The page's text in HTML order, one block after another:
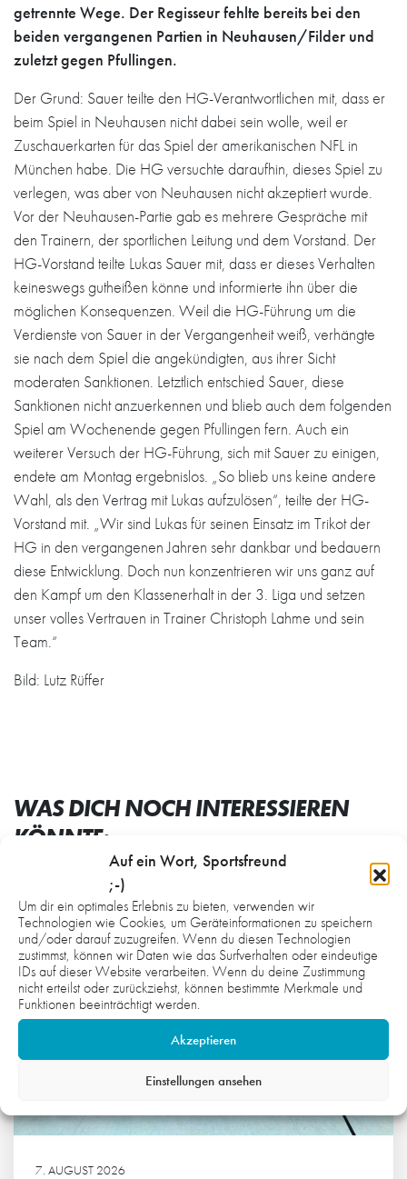
Auf ein Wort, Sportsfreund
;-)
Um dir ein optimales Erlebnis zu bieten, verwenden wir
Technologien wie Cookies, um Geräteinformationen zu speichern
und/oder darauf zuzugreifen. Wenn du diesen Technologien
zustimmst, können wir Daten wie das Surfverhalten oder eindeutige
IDs auf dieser Website verarbeiten. Wenn du deine Zustimmung
nicht erteilst oder zurückziehst, können bestimmte Merkmale und
Funktionen beeinträchtigt werden.
Akzeptieren
Einstellungen ansehen
getrennte Wege. Der Regisseur fehlte bereits bei den
beiden vergangenen Partien in Neuhausen/Filder und
zuletzt gegen Pfullingen.
Der Grund: Sauer teilte den HG-Verantwortlichen mit, dass er
beim Spiel in Neuhausen nicht dabei sein wolle, weil er
Zuschauerkarten für das Spiel der amerikanischen NFL in
München habe. Die HG versuchte daraufhin, dieses Spiel zu
verlegen, was aber von Neuhausen nicht akzeptiert wurde.
Vor der Neuhausen-Partie gab es mehrere Gespräche mit
den Trainern, der sportlichen Leitung und dem Vorstand. Der
HG-Vorstand teilte Lukas Sauer mit, dass er dieses Verhalten
keineswegs gutheißen könne und informierte ihn über die
möglichen Konsequenzen. Weil die HG-Führung um die
Verdienste von Sauer in der Vergangenheit weiß, verhängte
sie nach dem Spiel die angekündigten, aus ihrer Sicht
moderaten Sanktionen. Letztlich entschied Sauer, diese
Sanktionen nicht anzuerkennen und blieb auch dem folgenden
Spiel am Wochenende gegen Pfullingen fern. Auch ein
weiterer Versuch der HG-Führung, sich mit Sauer zu einigen,
endete am Montag ergebnislos. „So blieb uns keine andere
Wahl, als den Vertrag mit Lukas aufzulösen“, teilte der HG-
Vorstand mit. „Wir sind Lukas für seinen Einsatz im Trikot der
HG in den vergangenen Jahren sehr dankbar und bedauern
diese Entwicklung. Doch nun konzentrieren wir uns ganz auf
den Kampf um den Klassenerhalt in der 3. Liga und setzen
unser volles Vertrauen in Trainer Christoph Lahme und sein
Team.“
Bild: Lutz Rüffer
WAS DICH NOCH INTERESSIEREN
KÖNNTE:
7. AUGUST 2026